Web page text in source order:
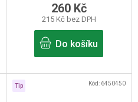
215 Kč bez DPH
260 Kč
Do košíku
Tip Kód: 6450450